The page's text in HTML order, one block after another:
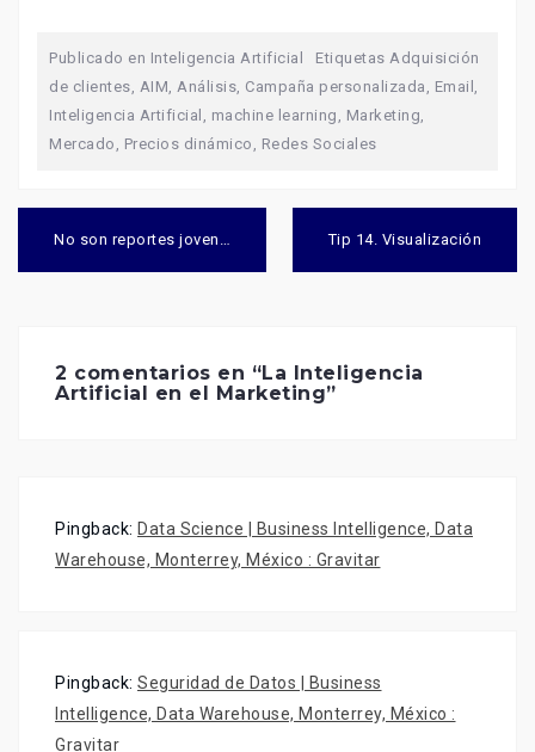
Publicado en Inteligencia Artificial Etiquetas Adquisición
de clientes, AIM, Análisis, Campaña personalizada , Email ,
Inteligencia Artificial , machine learning , Marketing,
Mercado , Precios dinámico , Redes Sociales
No son reportes joven… Tip 14. Visualización
2 comentarios en “La Inteligencia
Artificial en el Marketing”
Pingback: Data Science | Business Intelligence, Data
Warehouse, Monterrey, México : Gravitar
Pingback: Seguridad de Datos | Business
Intelligence, Data Warehouse, Monterrey, México :
Gravitar